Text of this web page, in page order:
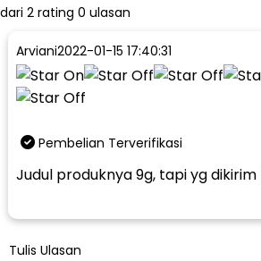
dari 2 rating 0 ulasan
Arviani2022-01-15 17:40:31
Pembelian Terverifikasi
Judul produknya 9g, tapi yg dikirim
Tulis Ulasan